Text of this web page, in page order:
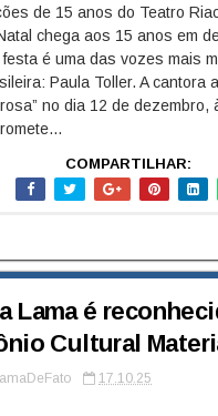
de 15 anos do Teatro
chega aos 15 anos em
é uma das vozes mais
Paula Toller. A cantora
no dia 12 de dezembro,
COMPARTILHAR:
Lama é
Cultural
17.10.25